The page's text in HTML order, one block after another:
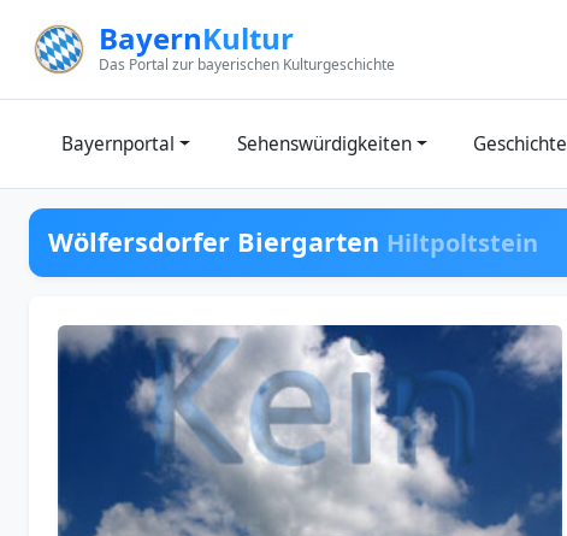
BayernKultur
Das Portal zur bayerischen Kulturgeschichte
Bayernportal Sehenswürdigkeiten Geschichte
Wölfersdorfer Biergarten Hiltpoltstein